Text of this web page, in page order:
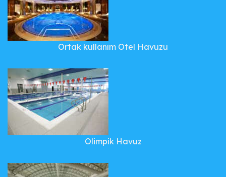
Ortak kullanım Otel Havuzu
Olimpik Havuz